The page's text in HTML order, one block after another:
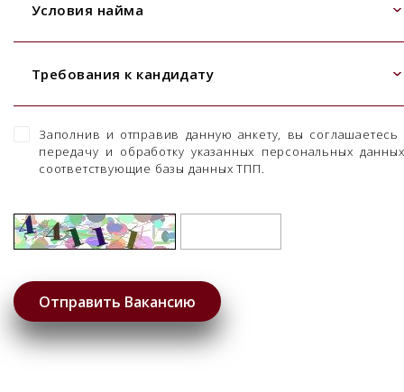
Условия найма
Требования к кандидату
Заполнив и отправив данную анкету, вы соглашаетесь
передачу и обработку указанных персональных
соответствующие базы данных ТПП.